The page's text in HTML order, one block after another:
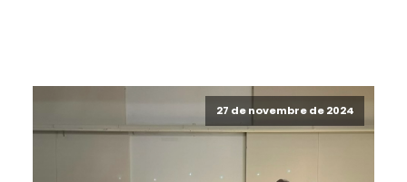
27 de novembre de 2024